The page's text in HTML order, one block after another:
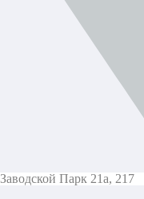
Заводской Парк 21а, 217